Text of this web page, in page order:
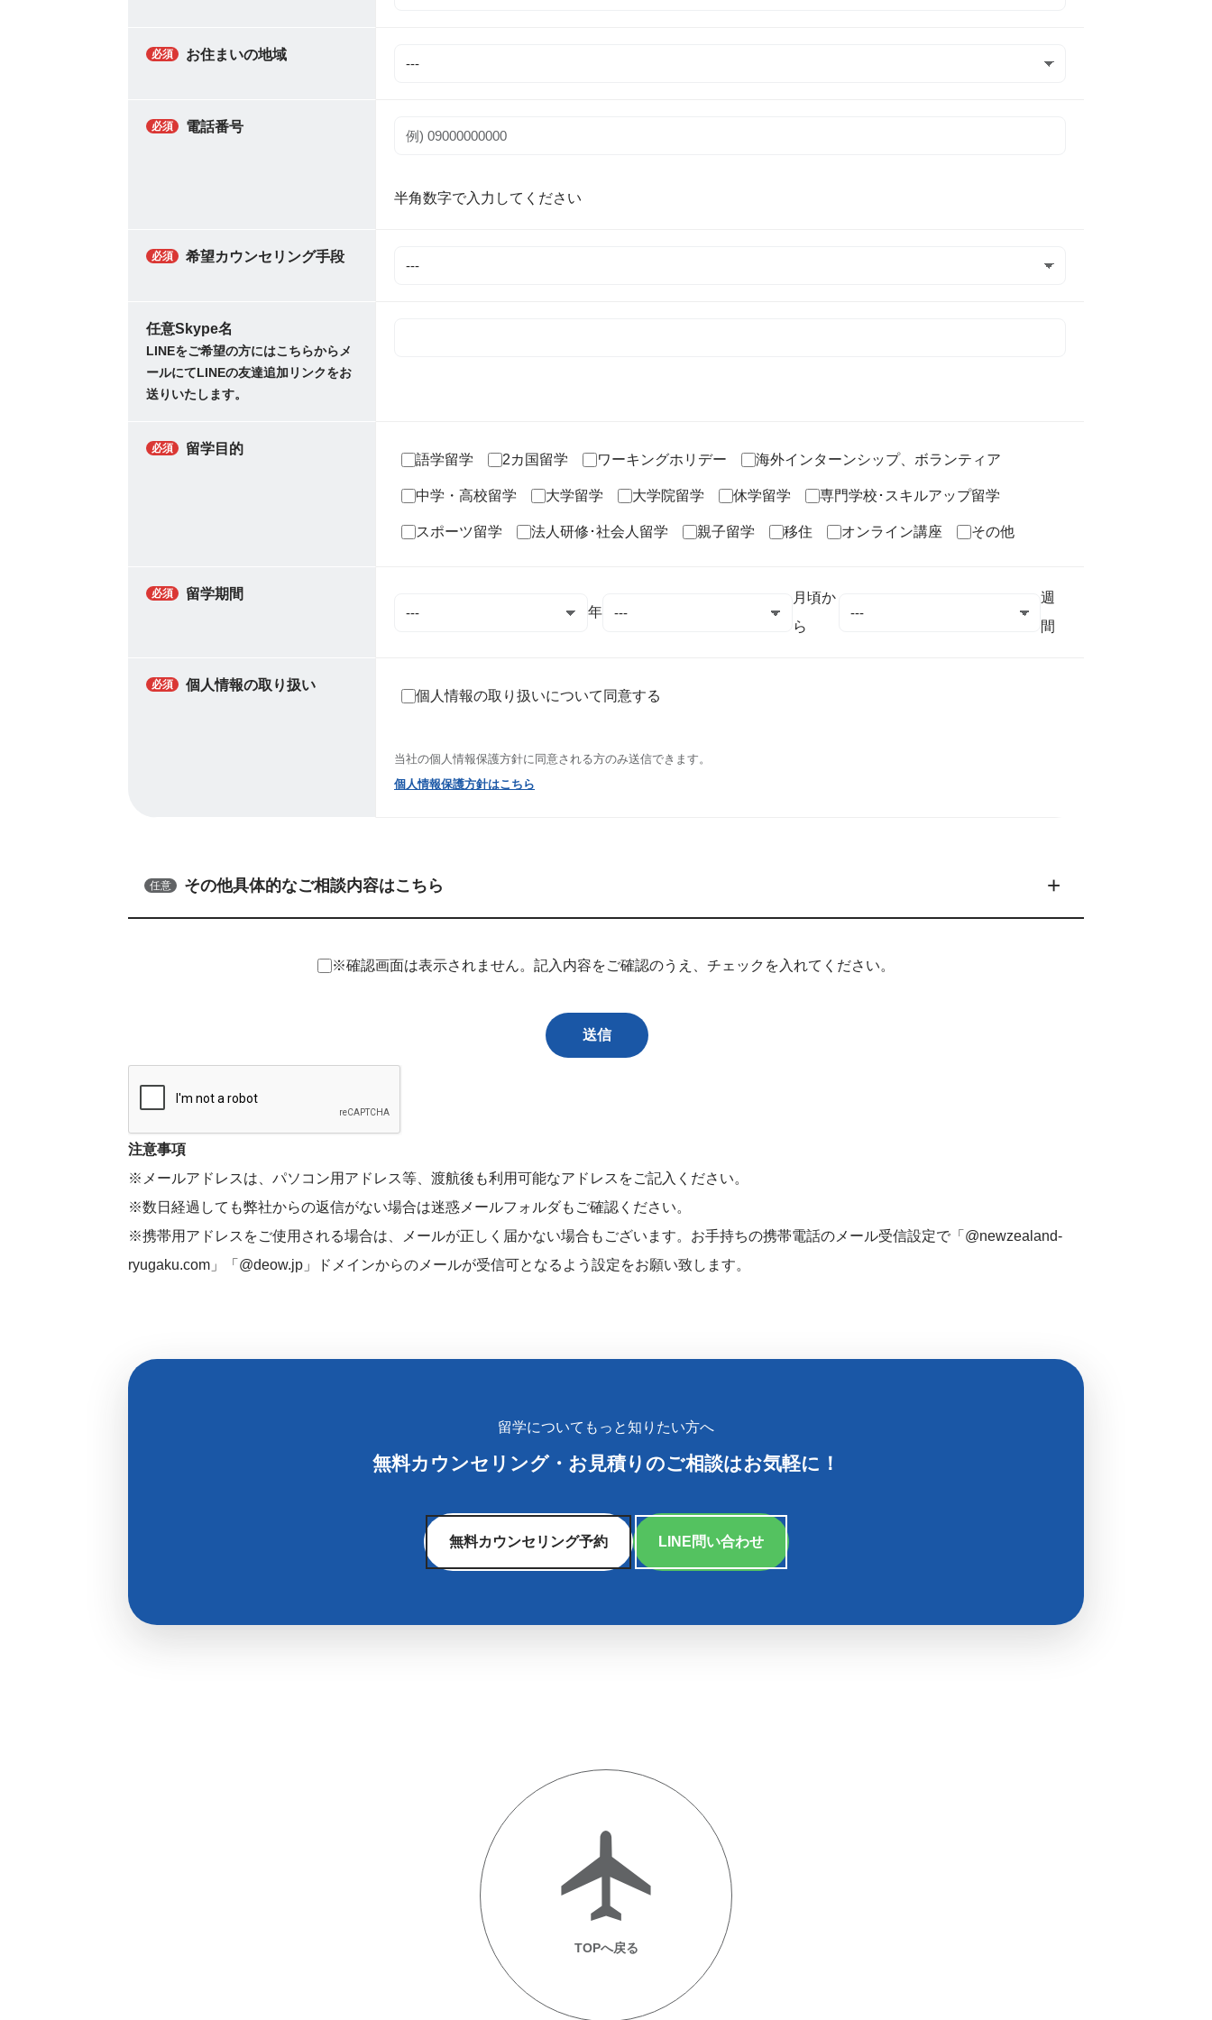
必須 お住まいの地域
必須 電話番号
半角数字で入力してください
必須 希望カウンセリング手段
任意Skype名
LINEをご希望の方にはこちらからメ
ールにてLINEの友達追加リンクをお
送りいたします。
必須 留学目的
語学留学 2カ国留学 ワーキングホリデー 海外インターンシップ、ボランティア
中学・高校留学 大学留学 大学院留学 休学留学 専門学校･スキルアップ留学
スポーツ留学 法人研修･社会人留学 親子留学 移住 オンライン講座 その他
必須
留学期間
年
月頃か
ら
週
間
必須 個人情報の取り扱い
個人情報の取り扱いについて同意する
当社の個人情報保護方針に同意される方のみ送信できます。
個人情報保護方針はこちら
任意 その他具体的なご相談内容はこちら
※確認画面は表示されません。記入内容をご確認のうえ、チェックを入れてください。
注意事項
※メールアドレスは、パソコン用アドレス等、渡航後も利用可能なアドレスをご記入ください。
※数日経過しても弊社からの返信がない場合は迷惑メールフォルダもご確認ください。
※携帯用アドレスをご使用される場合は、メールが正しく届かない場合もございます。お手持ちの携帯電話のメール受信設定で「@newzealand-
ryugaku.com」「@deow.jp」ドメインからのメールが受信可となるよう設定をお願い致します。
留学についてもっと知りたい方へ
無料カウンセリング・ お見積りのご相談はお気軽に！
無料カウンセリング予約 LINE問い合わせ
TOPへ戻る